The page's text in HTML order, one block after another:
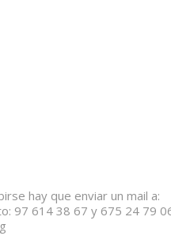
hay que enviar un mail a:
97 614 38 67 y 675 24 79